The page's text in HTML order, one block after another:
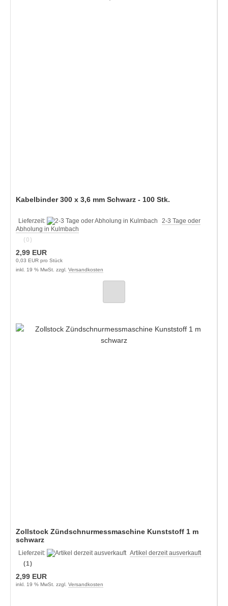
Kabelbinder 300 x 3,6 mm Schwarz - 100 Stk.
Lieferzeit:
2-3 Tage oder
Abholung in Kulmbach
(0)
2,99 EUR
0,03 EUR pro Stück
inkl. 19 % MwSt. zzgl. Versandkosten
Zollstock Zündschnurmessmaschine Kunststoff 1 m
schwarz
Lieferzeit:
Artikel derzeit ausverkauft
(1)
2,99 EUR
inkl. 19 % MwSt. zzgl. Versandkosten